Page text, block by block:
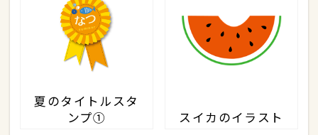
夏のタイトルスタ
ンプ①
スイカのイラスト